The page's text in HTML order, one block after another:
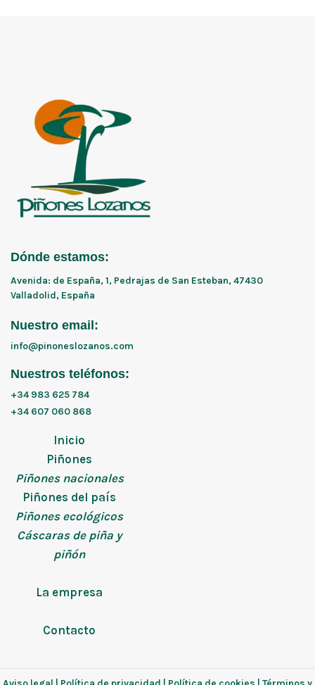
Dónde estamos:
Avenida: de España, 1, Pedrajas de San Esteban, 47430
Valladolid, España
Nuestro email:
info@pinoneslozanos.com
Nuestros teléfonos:
+34 983 625 784
+34 607 060 868
Inicio
Piñones
Piñones nacionales
Piñones del país
Piñones ecológicos
Cáscaras de piña y
piñón
La empresa
Contacto